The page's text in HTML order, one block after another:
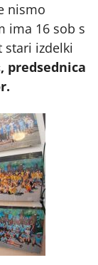
nismo
ima 16 sob s
stari izdelki
predsednica